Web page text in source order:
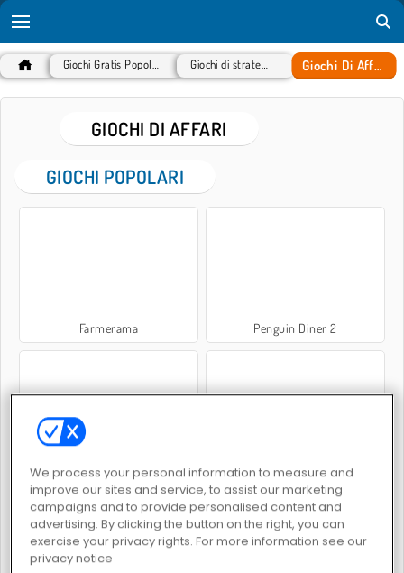
Giochi Di Affari
GIOCHI DI AFFARI
GIOCHI POPOLARI
Farmerama Penguin Diner 2
Penguin Diner Delicious - Emily's New Beginning
We process your personal information to measure and
improve our sites and service, to assist our marketing
campaigns and to provide personalised content and
advertising. By clicking the button on the right, you can
exercise your privacy rights. For more information see our
privacy notice